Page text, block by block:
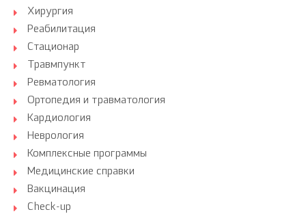
Хирургия
Реабилитация
Стационар
Травмпункт
Ревматология
Ортопедия и травматология
Кардиология
Неврология
Комплексные программы
Медицинские справки
Вакцинация
Check-up